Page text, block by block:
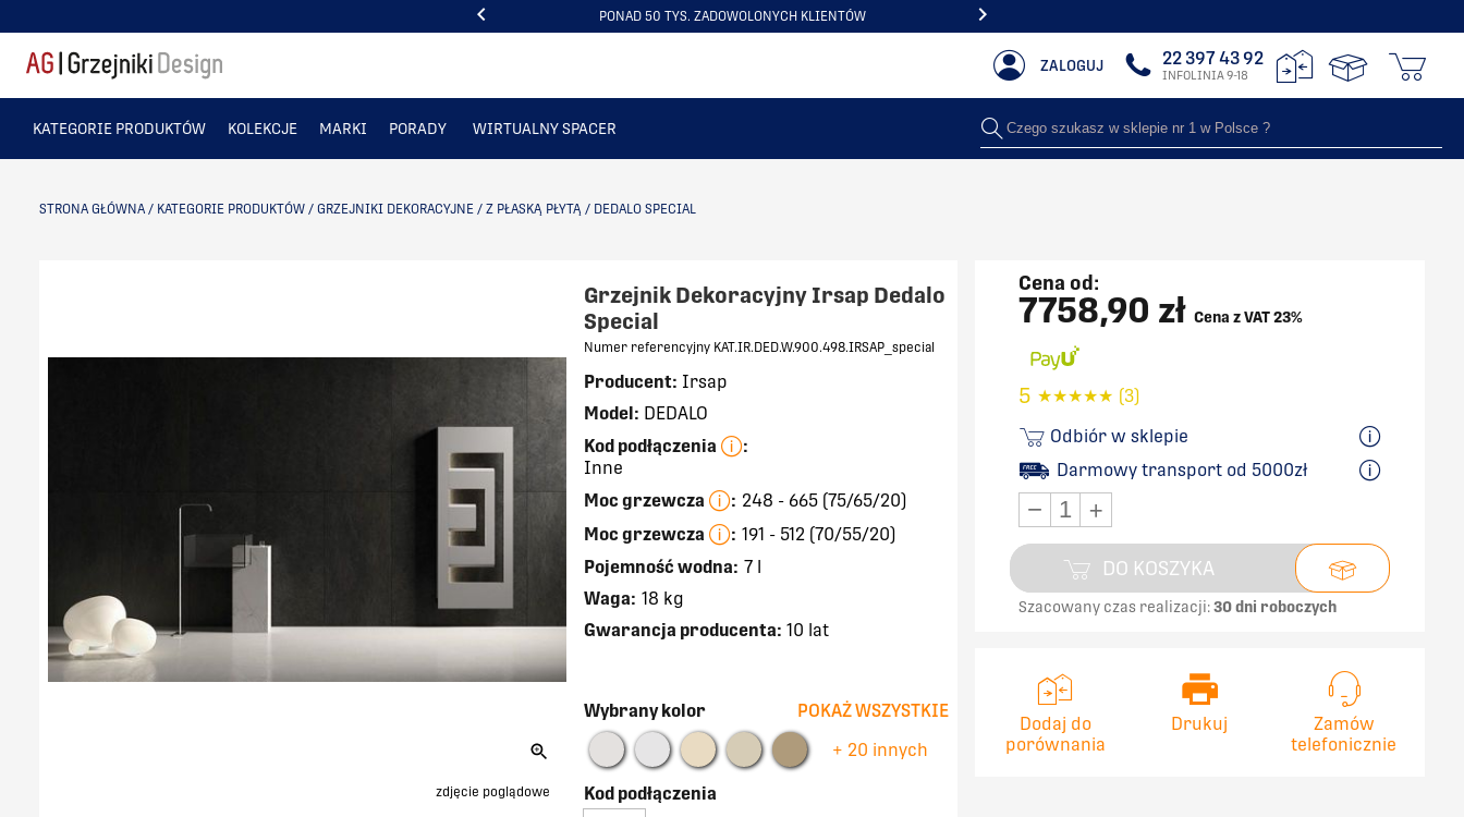
PONAD 50 TYS. ZADOWOLONYCH KLIENTÓW
ITEM
ZALOGUJ 22 397 43 92
INFOLINIA 9-18
KATEGORIE PRODUKTÓW KOLEKCJE MARKI PORADY WIRTUALNY SPACER Czego szukasz w sklepie nr 1 w Polsce ?
STRONA GŁÓWNA / KATEGORIE PRODUKTÓW / GRZEJNIKI DEKORACYJNE / Z PŁASKĄ PŁYTĄ / DEDALO SPECIAL
zdjęcie poglądowe
Grzejnik Dekoracyjny Irsap Dedalo
Special
Numer referencyjny KAT.IR.DED.W.900.498.IRSAP_special
Producent: Irsap
Model: DEDALO
Kod podłączenia
:
Inne
Moc grzewcza
: 248 - 665 (75/65/20)
Moc grzewcza
: 191 - 512 (70/55/20)
Pojemność wodna: 7 l
Waga: 18 kg
Gwarancja producenta: 10 lat
Wybrany kolor
POKAŻ WSZYSTKIE
+ 20 innych
Kod podłączenia
Cena od:
7758,90 zł Cena z VAT 23%
5 ★★★★★ (3)
Odbiór w sklepie
Darmowy transport od 5000zł
− +
DO KOSZYKA
Szacowany czas realizacji:30 dni roboczych
Dodaj do
porównania
Drukuj
Zamów
telefonicznie